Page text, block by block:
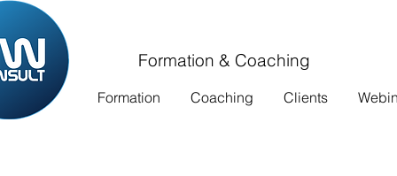
Formation & Coaching
Formation Coaching Clients